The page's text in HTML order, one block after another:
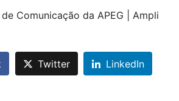
Comunicação da APEG | Ampli
Twitter LinkedIn